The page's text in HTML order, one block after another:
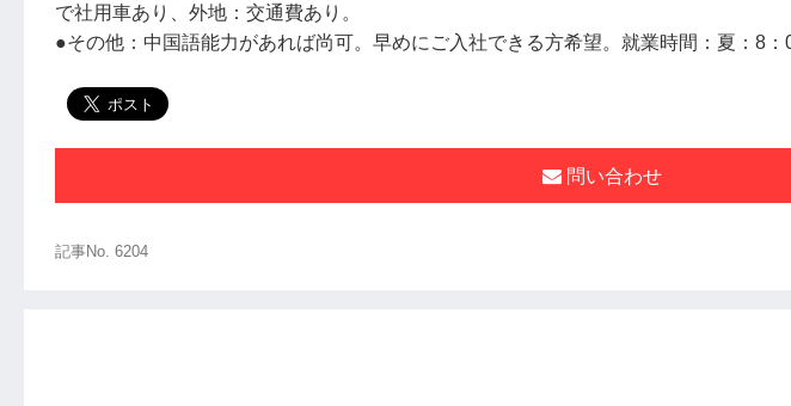
で社用車あり、外地：交
●その他：中国語能力があれば尚可。早めにご入社できる方希望。就業時間：夏：8
問い合わせ
記事No. 6204